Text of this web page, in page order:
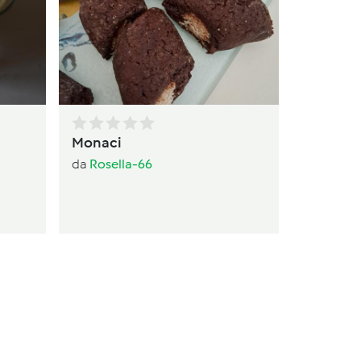
Monaci
da Rosella-66